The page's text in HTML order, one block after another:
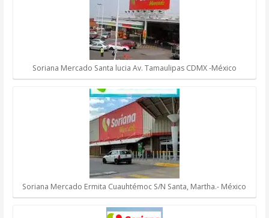
Soriana Mercado Santa lucia Av. Tamaulipas CDMX -México
Soriana Mercado Ermita Cuauhtémoc S/N Santa, Martha.- México